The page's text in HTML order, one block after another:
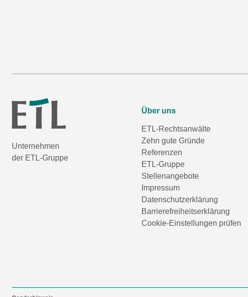
Unternehmen
der ETL-Gruppe
Über uns
ETL-Rechtsanwälte
Zehn gute Gründe
Referenzen
ETL-Gruppe
Stellenangebote
Impressum
Datenschutzerklärung
Barrierefreiheitserklärung
Cookie-Einstellungen prüfen